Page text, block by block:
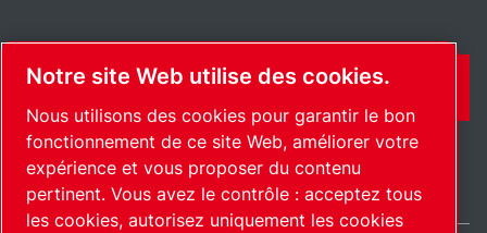
CONTACT
Notre site Web utilise des cookies.
Nous utilisons des cookies pour garantir le bon
fonctionnement de ce site Web, améliorer votre
expérience et vous proposer du contenu
pertinent. Vous avez le contrôle : acceptez tous
les cookies, autorisez uniquement les cookies